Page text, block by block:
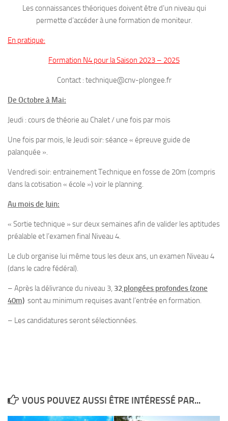
Fosse
Sorties techniques
APNEE
SORTIES
Sorties 2026
Sorties 2025
Sorties 2024
Sorties 2023
Sorties 2022
Sorties 2021
Sorties 2020
Sorties 2019
Sorties 2018
sorties 2017
Sorties 2016
Sorties 2015
Les connaissances théoriques doivent être d’un niveau qui
permette d’accéder à une formation de moniteur.
En pratique:
Formation N4 pour la Saison 2023 – 2025
Contact : technique@cnv-plongee.fr
De Octobre à Mai:
Jeudi : cours de théorie au Chalet / une fois par mois
Une fois par mois, le Jeudi soir: séance « épreuve guide de
palanquée ».
Vendredi soir: entrainement Technique en fosse de 20m (compris
dans la cotisation « école ») voir le planning.
Au mois de Juin:
« Sortie technique » sur deux semaines afin de valider les aptitudes
préalable et l’examen final Niveau 4.
Le club organise lui même tous les deux ans, un examen Niveau 4
(dans le cadre fédéral).
– Après la délivrance du niveau 3, 32 plongées profondes (zone
40m) sont au minimum requises avant l’entrée en formation.
– Les candidatures seront sélectionnées.
VOUS POUVEZ AUSSI ÊTRE INTÉRESSÉ PAR...